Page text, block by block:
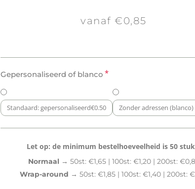
vanaf €0,85
Gepersonaliseerd of blanco *
Standaard: gepersonaliseerd€0.50 Zonder adressen (blanco)
Let op: de minimum bestelhoeveelheid is 50
Normaal → 50st: €1,65 | 100st: €1,20 | 200st:
Wrap-around → 50st: €1,85 | 100st: €1,40 | 200st:
Wereld
van
Dieren